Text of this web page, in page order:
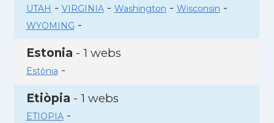
UTAH - VIRGINIA- Washington - Wisconsin -
WYOMING -
Estonia - 1 webs
Estònia -
Etiòpia - 1 webs
ETIOPIA-